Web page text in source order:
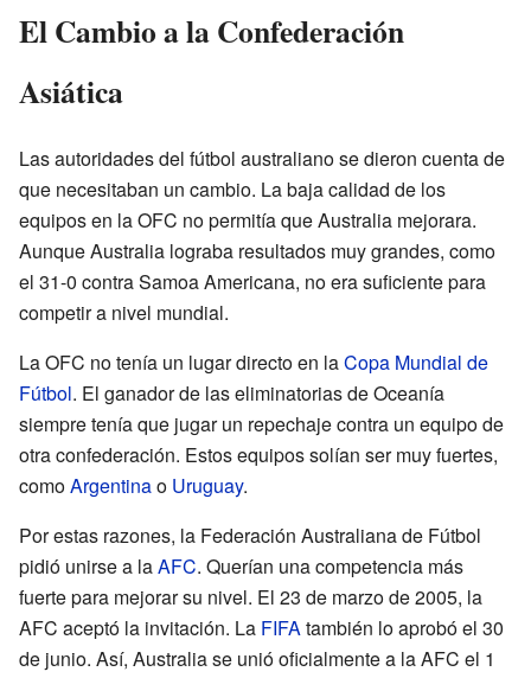
El Cambio a la Confederación
Asiática
Las autoridades del fútbol australiano se dieron cuenta de
que necesitaban un cambio. La baja calidad de los
equipos en la OFC no permitía que Australia mejorara.
Aunque Australia lograba resultados muy grandes, como
el 31-0 contra Samoa Americana, no era suficiente para
competir a nivel mundial.
La OFC no tenía un lugar directo en laCopa Mundial de
Fútbol. El ganador de las eliminatorias de Oceanía
siempre tenía que jugar un repechaje contra un equipo de
otra confederación. Estos equipos solían ser muy fuertes,
comoArgentinao Uruguay.
Por estas razones, la Federación Australiana de Fútbol
pidió unirse a laAFC. Querían una competencia más
fuerte para mejorar su nivel. El 23 de marzo de 2005, la
AFC aceptó la invitación. La FIFAtambién lo aprobó el 30
de junio. Así, Australia se unió oficialmente a la AFC el 1